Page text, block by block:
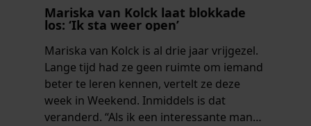
Mariska van Kolck laat blokkade
los: ‘Ik sta weer open’
Mariska van Kolck is al drie jaar vrijgezel.
Lange tijd had ze geen ruimte om iemand
beter te leren kennen, vertelt ze deze
week in Weekend. Inmiddels is dat
veranderd. “Als ik een interessante man